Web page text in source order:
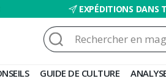
EXPÉDITIONS DANS
Rechercher :
GUIDE DE CULTURE